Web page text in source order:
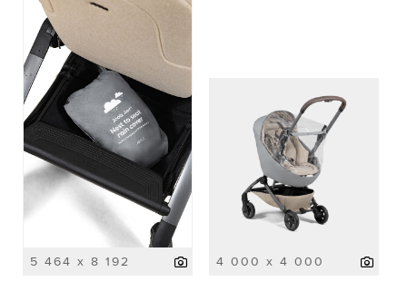
5 464 x 8 192 4 000 x 4 000